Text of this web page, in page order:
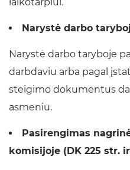
Narystė darbo
Narystė darbo taryboje
darbdaviu arba pagal
steigimo dokumentus
asmeniu.
Pasirengimas
komisijoje (DK 225 str.